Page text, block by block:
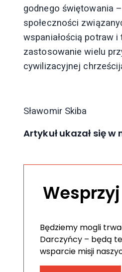
godnego świętowania
społeczności
wspaniałością potraw
zastosowanie wielu
cywilizacyjnej
Sławomir Skiba
Artykuł ukazał się
Będziemy mogli
Darczyńcy – będą
wsparcie misji